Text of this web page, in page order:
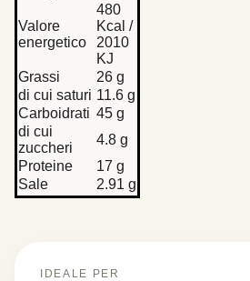
Valore
energetico
480
Kcal /
2010
KJ
Grassi
26 g
di cui saturi 11.6 g
Carboidrati 45 g
di cui
zuccheri
4.8 g
Proteine
17 g
Sale
2.91 g
IDEALE PER